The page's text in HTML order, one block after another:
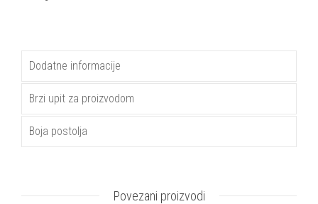
Dodatne informacije
Brzi upit za proizvodom
Boja postolja
Povezani proizvodi